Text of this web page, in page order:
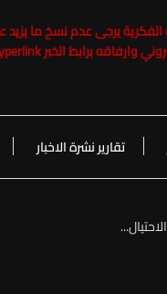
تقارير نشرة الاخبار